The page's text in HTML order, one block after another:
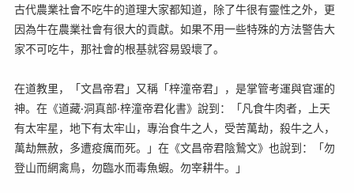
古代農業社會不吃牛的道理大家都知道，除了牛很有靈性之外，更
因為牛在農業社會有很大的貢獻。如果不用一些特殊的方法警告大
家不可吃牛，那社會的根基就容易毀壞了。
在道教里，「文昌帝君」又稱「梓潼帝君」，是掌管考運與官運的
神。在《道藏‧洞真部‧梓潼帝君化書》說到：「凡食牛肉者，上天
有太牢星，地下有太牢山，專治食牛之人，受苦萬劫，殺牛之人，
萬劫無赦，多遭疫癘而死。」在《文昌帝君陰鷙文》也說到：「勿
登山而網禽鳥，勿臨水而毒魚蝦。勿宰耕牛。」